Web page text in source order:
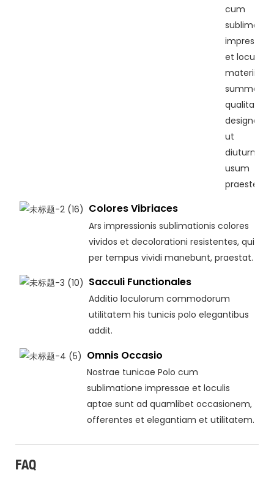
cum
impressae
et loculis
materiis
summae
qualitatis
ut
diuturnum
usum
praestent.
Colores Vibriaces
Ars impressionis sublimationis colores
vividos et decolorationi resistentes, qui
per tempus vividi manebunt, praestat.
Sacculi Functionales
Additio loculorum commodorum
utilitatem his tunicis polo elegantibus
addit.
Omnis Occasio
Nostrae tunicae Polo cum
sublimatione impressae et loculis
aptae sunt ad quamlibet occasionem,
offerentes et elegantiam et utilitatem.
FAQ